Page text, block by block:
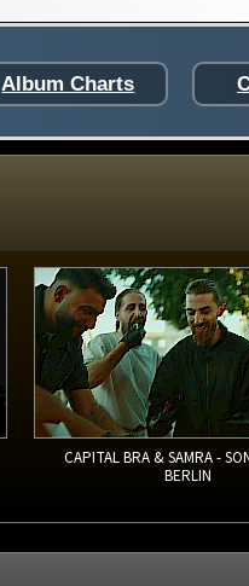
Album Charts
CAPITAL BRA & SAMRA -
BERLIN